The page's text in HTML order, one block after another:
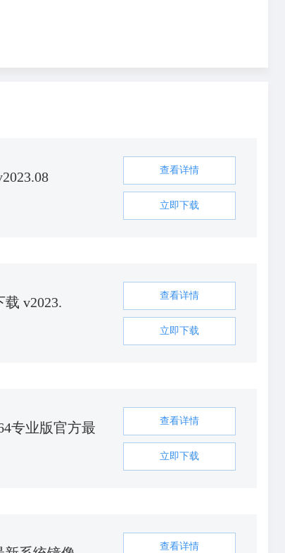
查看详情
立即下载
载 v2023. 查看详情
立即下载
专业版官方最 查看详情
立即下载
查看详情